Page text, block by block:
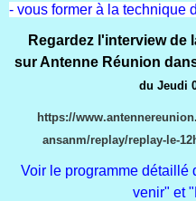
- vous former à la technique
Regardez l'interview de
sur Antenne Réunion
du Jeudi
https://
ansanm/replay/replay-le-
Voir le programme détaillé
venir" et